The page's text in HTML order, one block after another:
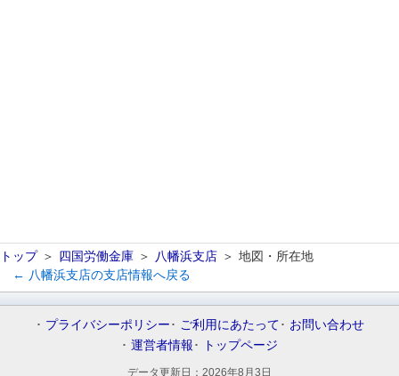
トップ 四国労働金庫 八幡浜支店
地図・所在地
← 八幡浜支店の支店情報へ戻る
プライバシーポリシー ご利用にあたって
お問い合わせ
運営者情報
トップページ
データ更新日： 2026年8月3日